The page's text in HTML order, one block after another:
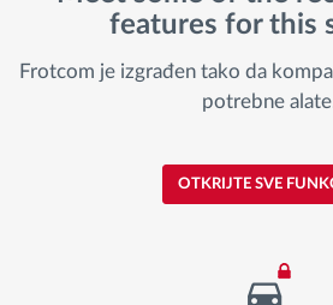
features for this
Frotcom je izgrađen tako da
potrebne
OTKRIJTE SVE